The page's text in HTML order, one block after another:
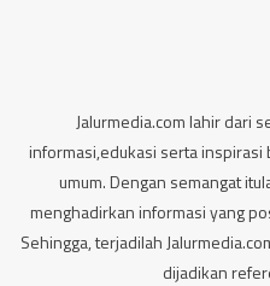
Jalurmedia.com lahir dari
informasi,edukasi serta inspirasi
umum. Dengan semangat
menghadirkan informasi yang
Sehingga, terjadilah
dijadikan